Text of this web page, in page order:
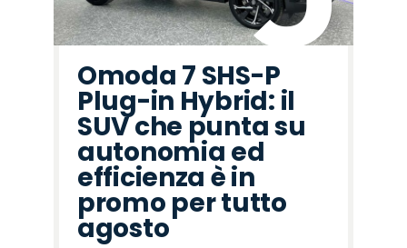
Omoda 7 SHS-P
Plug-in Hybrid: il
SUV che punta su
autonomia ed
efficienza è in
promo per tutto
agosto